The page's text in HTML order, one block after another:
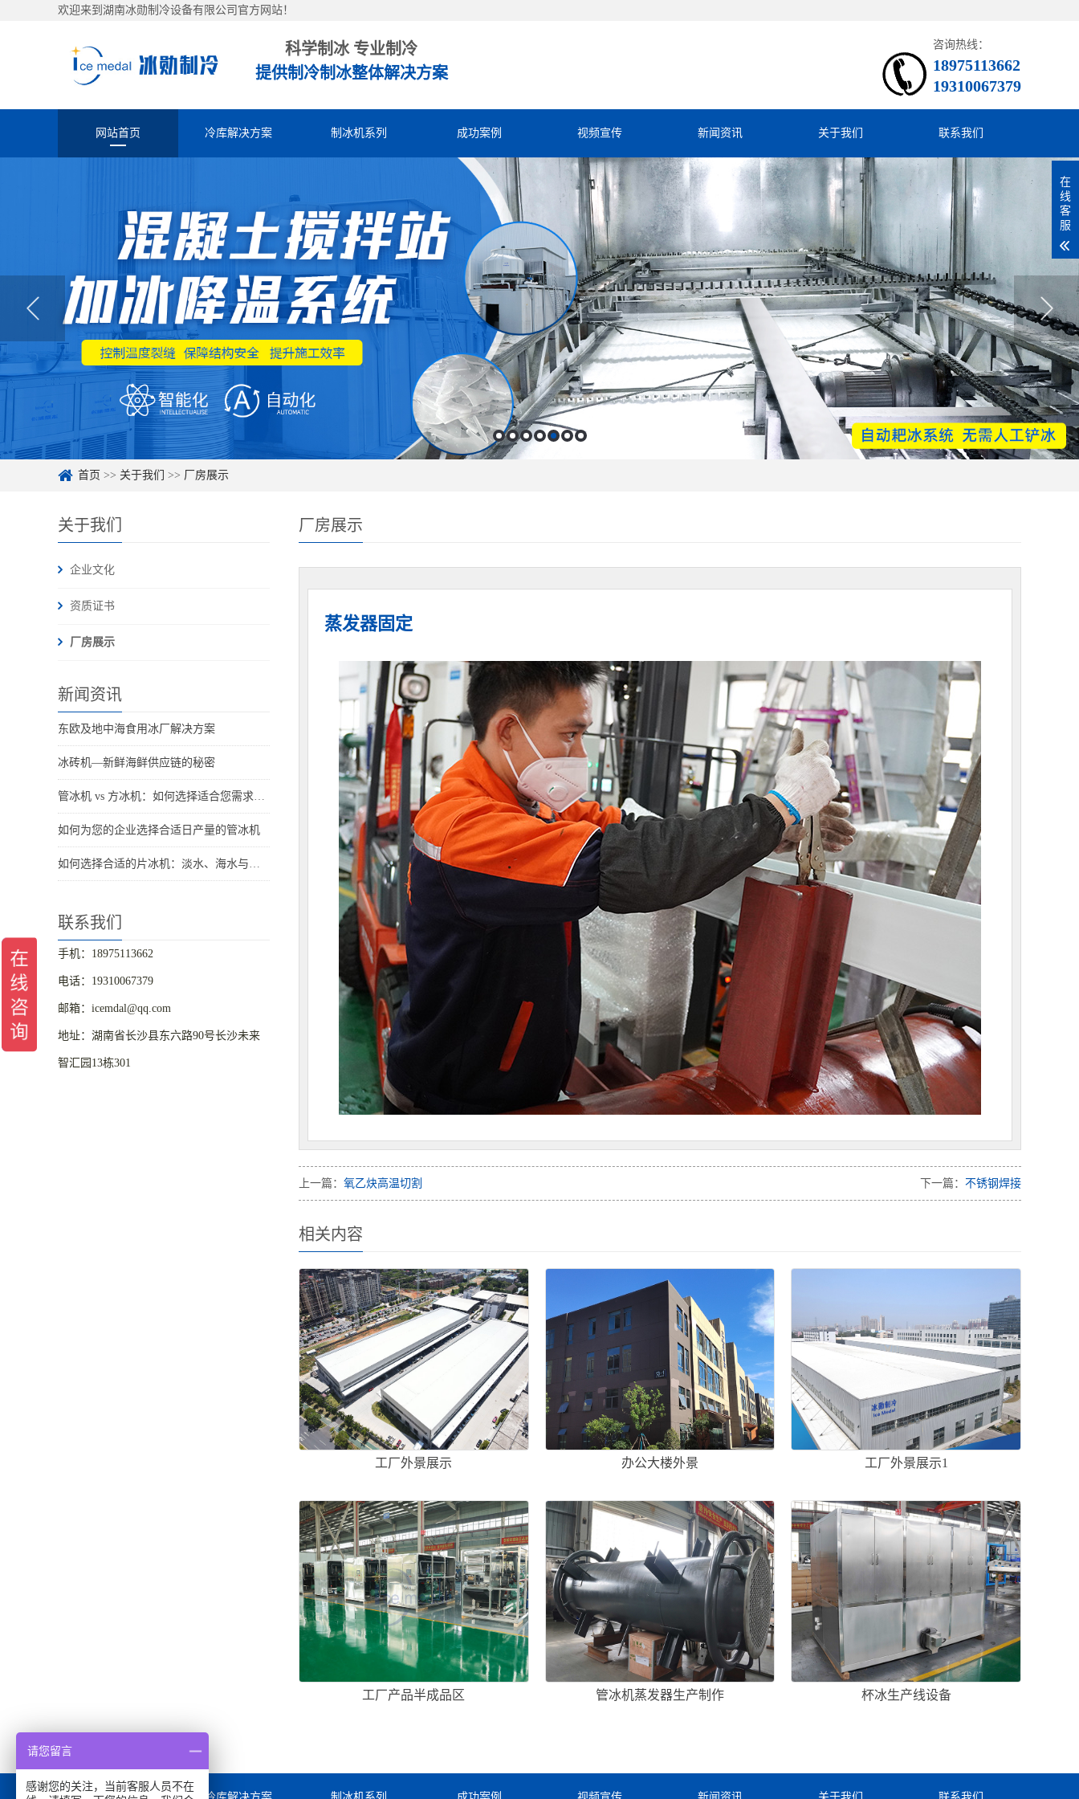
欢迎来到湖南冰勋制冷设备有限公司官方网站！
科学制冰 专业制冷
提供制冷制冰整体解决方案
咨询热线：
18975113662
19310067379
网站首页 冷库解决方案 制冰机系列 成功案例 视频宣传 新闻资讯 关于我们 联系我们
首页 >> 关于我们 >> 厂房展示
关于我们
企业文化
资质证书
厂房展示
新闻资讯
东欧及地中海食用冰厂解决方案
冰砖机—新鲜海鲜供应链的秘密
管冰机 vs 方冰机：如何选择适合您需求的制冰机
如何为您的企业选择合适日产量的管冰机
如何选择合适的片冰机：淡水、海水与船用海水解决方案
联系我们
手机：18975113662
电话：19310067379
邮箱：icemdal@qq.com
地址：湖南省长沙县东六路90号长沙未来
智汇园13栋301
厂房展示
蒸发器固定
上一篇： 氧乙炔高温切割 下一篇： 不锈钢焊接
相关内容
工厂外景展示 办公大楼外景 工厂外景展示1
工厂产品半成品区 管冰机蒸发器生产制作 杯冰生产线设备
在
线
客
服
请您留言
感谢您的关注，当前客服人员不在